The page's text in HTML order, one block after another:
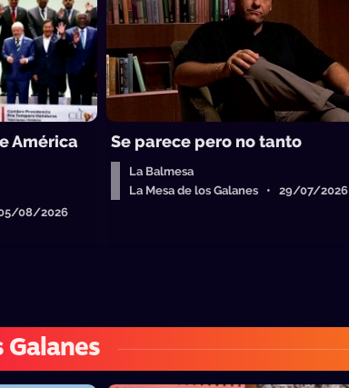
América
08/2026
Se parece pero no tanto
La Balmesa
La Mesa de los Galanes • 29/07/2026
Galanes